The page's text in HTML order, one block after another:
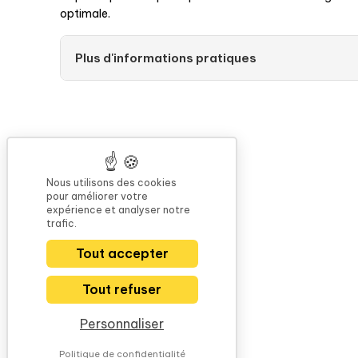
optimale.
Plus d'informations pratiques
Nous utilisons des cookies
pour améliorer votre
expérience et analyser notre
trafic.
Tout accepter
Tout refuser
Personnaliser
Politique de confidentialité